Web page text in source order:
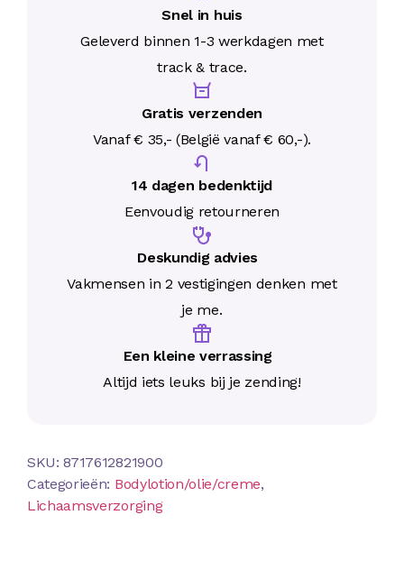
Snel in huis
Geleverd binnen 1-3 werkdagen met
track & trace.
Gratis verzenden
Vanaf € 35,- (België vanaf € 60,-).
14 dagen bedenktijd
Eenvoudig retourneren
Deskundig advies
Vakmensen in 2 vestigingen denken met
je me.
Een kleine verrassing
Altijd iets leuks bij je zending!
SKU:8717612821900
Categorieën: Bodylotion/olie/creme,
Lichaamsverzorging